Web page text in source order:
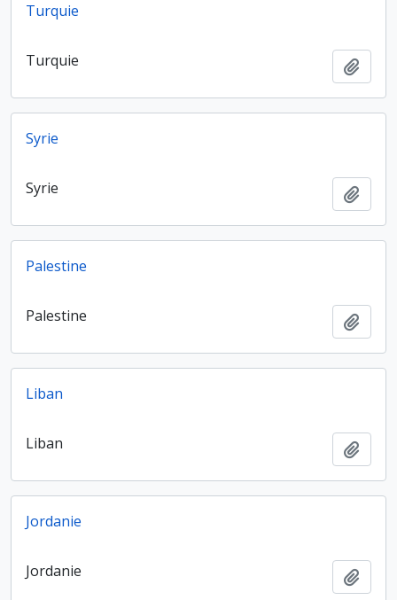
Turquie
Turquie
Syrie
Syrie
Palestine
Palestine
Liban
Liban
Jordanie
Jordanie